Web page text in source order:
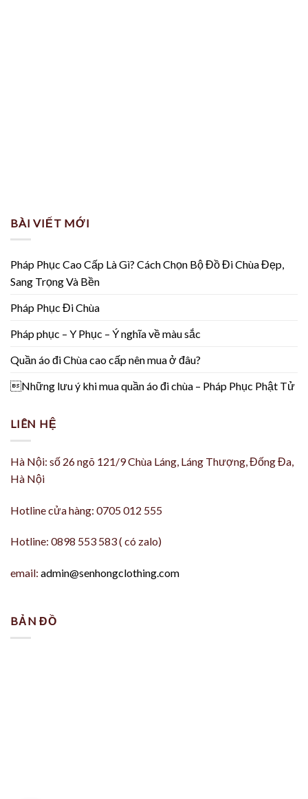
BÀI VIẾT MỚI
Pháp Phục Cao Cấp Là Gì? Cách Chọn Bộ Đồ Đi Chùa Đẹp,
Sang Trọng Và Bền
Pháp Phục Đi Chùa
Pháp phục – Y Phục – Ý nghĩa về màu sắc
Quần áo đi Chùa cao cấp nên mua ở đâu?
Những lưu ý khi mua quần áo đi chùa – Pháp Phục Phật Tử
LIÊN HỆ
Hà Nội: số 26 ngõ 121/9 Chùa Láng, Láng Thượng, Đống Đa,
Hà Nội
Hotline cửa hàng: 0705 012 555
Hotline: 0898 553 583 ( có zalo)
email: admin@senhongclothing.com
BẢN ĐỒ